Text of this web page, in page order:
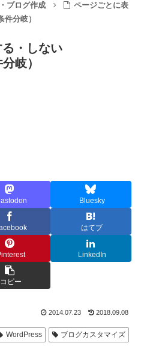
ブログ作成
ページごとに表
分岐）
・しない
岐）
Bluesky
はてブ
LinkedIn
コピー
2014.07.23 2018.09.08
WordPress ブログカスタマイズ